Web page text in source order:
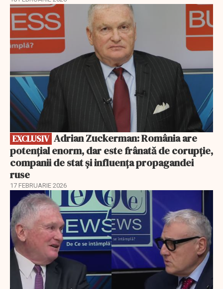
EXCLUSIV
EXCLUSIV
potențial enorm, dar este frânată de corupție,
companii de stat și influența propagandei
ruse
17 FEBRUARIE 2026
EXCLUSIV